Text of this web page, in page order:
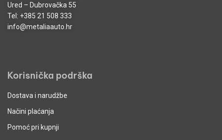
Ured – Dubrovačka 55
Tel: +385 21 508 333
info@metaliaauto.hr
Korisnička podrška
Dostava i narudžbe
Načini plaćanja
Pomoć pri kupnji